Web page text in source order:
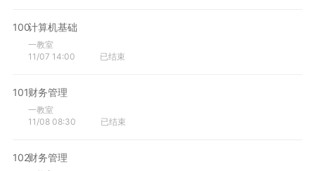
100计算机基础
一教室
11/07 14:00
已结束
101财务管理
一教室
11/08 08:30
已结束
102财务管理